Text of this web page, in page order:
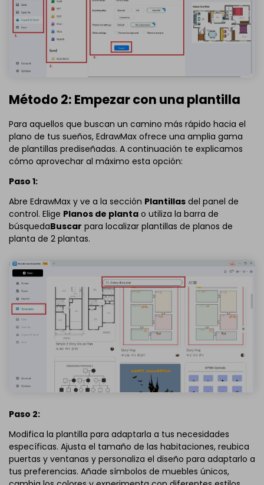
Método 2: Empezar con una plantilla
Para aquellos que buscan un camino más rápido hacia el
plano de tus sueños, EdrawMax ofrece una amplia gama
de plantillas prediseñadas. A continuación te explicamos
cómo aprovechar al máximo esta opción:
Paso 1:
Abre EdrawMax y ve a la sección Plantillas del panel de
control. Elige Planos de planta o utiliza la barra de
búsquedaBuscar para localizar plantillas de planos de
planta de 2 plantas.
Paso 2:
Modifica la plantilla para adaptarla a tus necesidades
específicas. Ajusta el tamaño de las habitaciones, reubica
puertas y ventanas y personaliza el diseño para adaptarlo a
tus preferencias. Añade símbolos de muebles únicos,